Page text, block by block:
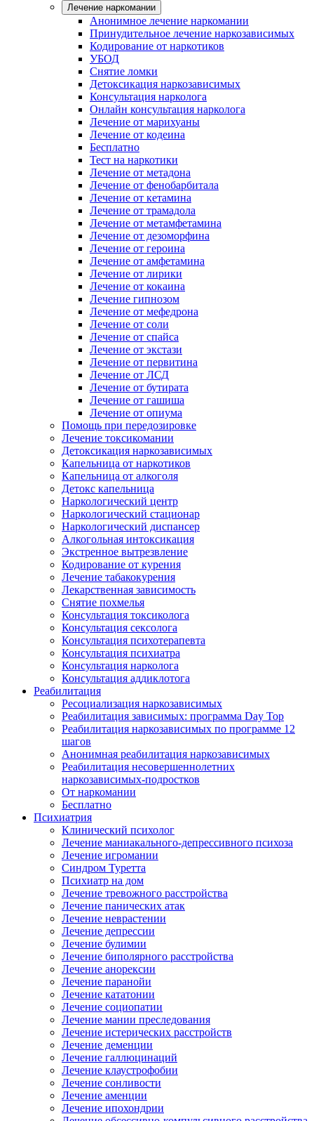
Лечение наркомании
Анонимное лечение наркомании
Принудительное лечение наркозависимых
Кодирование от наркотиков
УБОД
Снятие ломки
Детоксикация наркозависимых
Консультация нарколога
Онлайн консультация нарколога
Лечение от марихуаны
Лечение от кодеина
Бесплатно
Тест на наркотики
Лечение от метадона
Лечение от фенобарбитала
Лечение от кетамина
Лечение от трамадола
Лечение от метамфетамина
Лечение от дезоморфина
Лечение от героина
Лечение от амфетамина
Лечение от лирики
Лечение от кокаина
Лечение гипнозом
Лечение от мефедрона
Лечение от соли
Лечение от спайса
Лечение от экстази
Лечение от первитина
Лечение от ЛСД
Лечение от бутирата
Лечение от гашиша
Лечение от опиума
Помощь при передозировке
Лечение токсикомании
Детоксикация наркозависимых
Капельница от наркотиков
Капельница от алкоголя
Детокс капельница
Наркологический центр
Наркологический стационар
Наркологический диспансер
Алкогольная интоксикация
Экстренное вытрезвление
Кодирование от курения
Лечение табакокурения
Лекарственная зависимость
Снятие похмелья
Консультация токсиколога
Консультация сексолога
Консультация психотерапевта
Консультация психиатра
Консультация нарколога
Консультация аддиклотога
Реабилитация
Ресоциализация наркозависимых
Реабилитация зависимых: программа Day Top
Реабилитация наркозависимых по программе 12
шагов
Анонимная реабилитация наркозависимых
Реабилитация несовершеннолетних
наркозависимых-подростков
От наркомании
Бесплатно
Психиатрия
Клинический психолог
Лечение маниакального-депрессивного психоза
Лечение игромании
Синдром Туретта
Психиатр на дом
Лечение тревожного расстройства
Лечение панических атак
Лечение неврастении
Лечение депрессии
Лечение булимии
Лечение биполярного расстройства
Лечение анорексии
Лечение паранойи
Лечение кататонии
Лечение социопатии
Лечение мании преследования
Лечение истерических расстройств
Лечение деменции
Лечение галлюцинаций
Лечение клаустрофобии
Лечение сонливости
Лечение аменции
Лечение ипохондрии